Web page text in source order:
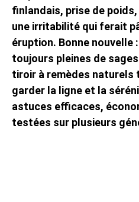
finlandais, prise de
une irritabilité qui ferait
éruption. Bonne nouvelle
toujours pleines de
tiroir à remèdes naturels
garder la ligne et la
astuces efficaces,
testées sur plusieurs